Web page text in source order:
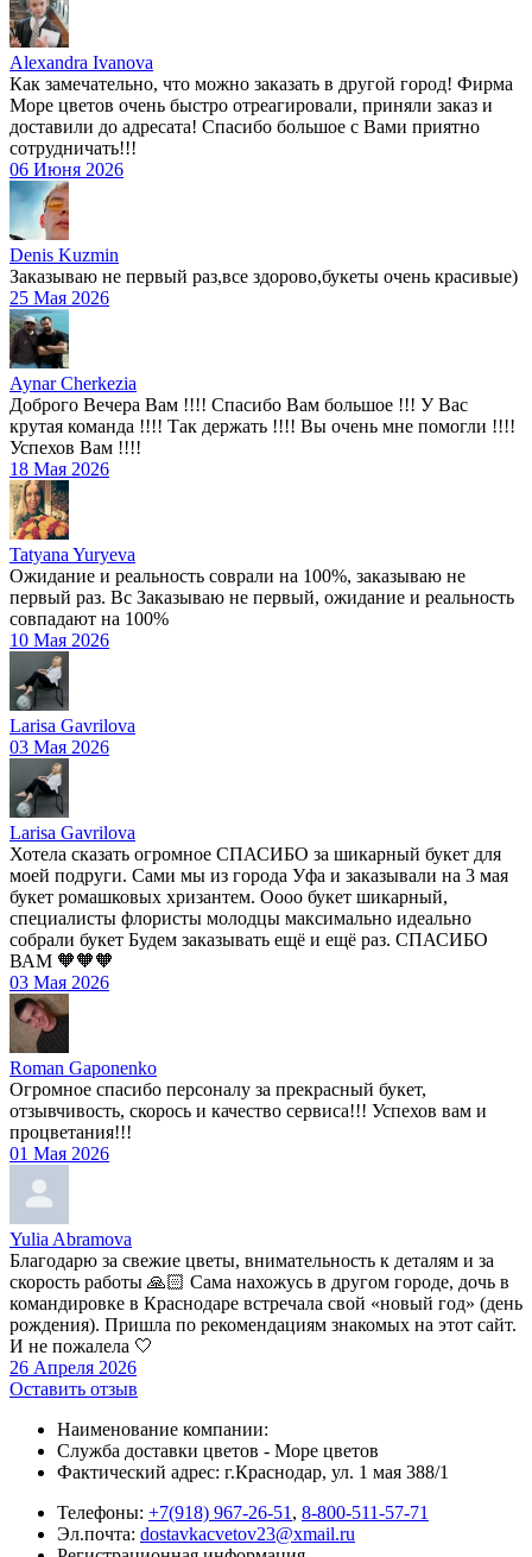
Alexandra Ivanova
Как замечательно, что можно заказать в другой город! Фирма
Море цветов очень быстро отреагировали, приняли заказ и
доставили до адресата! Спасибо большое с Вами приятно
сотрудничать!!!
06 Июня 2026
Denis Kuzmin
Заказываю не первый раз,все здорово,букеты очень красивые)
25 Мая 2026
Aynar Cherkezia
Доброго Вечера Вам !!!! Спасибо Вам большое !!! У Вас
крутая команда !!!! Так держать !!!! Вы очень мне помогли !!!!
Успехов Вам !!!!
18 Мая 2026
Tatyana Yuryeva
Ожидание и реальность соврали на 100%, заказываю не
первый раз. Вс Заказываю не первый, ожидание и реальность
совпадают на 100%
10 Мая 2026
Larisa Gavrilova
03 Мая 2026
Larisa Gavrilova
Хотела сказать огромное СПАСИБО за шикарный букет для
моей подруги. Сами мы из города Уфа и заказывали на 3 мая
букет ромашковых хризантем. Оооо букет шикарный,
специалисты флористы молодцы максимально идеально
собрали букет Будем заказывать ещё и ещё раз. СПАСИБО
ВАМ 🧡🧡🧡
03 Мая 2026
Roman Gaponenko
Огромное спасибо персоналу за прекрасный букет,
отзывчивость, скорось и качество сервиса!!! Успехов вам и
процветания!!!
01 Мая 2026
Yulia Abramova
Благодарю за свежие цветы, внимательность к деталям и за
скорость работы 🙏🏻 Сама нахожусь в другом городе, дочь в
командировке в Краснодаре встречала свой «новый год» (день
рождения). Пришла по рекомендациям знакомых на этот сайт.
И не пожалела 🤍
26 Апреля 2026
Оставить отзыв
Наименование компании:
Служба доставки цветов - Море цветов
Фактический адрес: г.Краснодар, ул. 1 мая 388/1
Телефоны: +7(918) 967-26-51 , 8-800-511-57-71
Эл.почта: dostavkacvetov23@xmail.ru